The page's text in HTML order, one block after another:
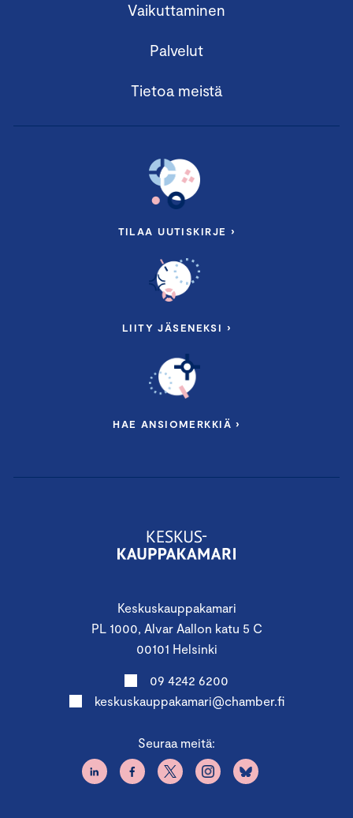
Keskuskauppakamari
PL 1000, Alvar Aallon katu 5 C
00101 Helsinki
09 4242 6200
keskuskauppakamari@chamber.fi
Seuraa meitä:
Vaikuttaminen
Palvelut
Tietoa meistä
TILAA UUTISKIRJE ›
LIITY JÄSENEKSI ›
HAE ANSIOMERKKIÄ ›